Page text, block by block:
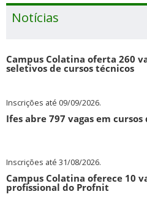
Notícias
Campus Colatina oferta 260
seletivos de cursos técnicos
Inscrições até 09/09/2026.
Ifes abre 797 vagas em
Inscrições até 31/08/2026.
Campus Colatina oferece 10
profissional do Profnit